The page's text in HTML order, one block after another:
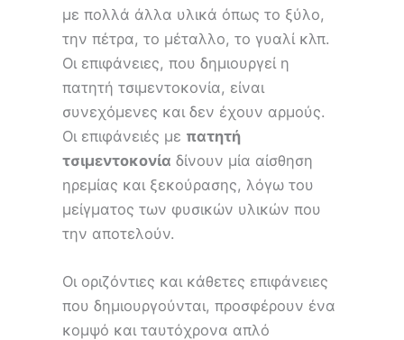
με πολλά άλλα υλικά όπως το ξύλο,
την πέτρα, το μέταλλο, το γυαλί κλπ.
Οι επιφάνειες, που δημιουργεί η
πατητή τσιμεντοκονία, είναι
συνεχόμενες και δεν έχουν αρμούς.
Οι επιφάνειές με πατητή
τσιμεντοκονία δίνουν μία αίσθηση
ηρεμίας και ξεκούρασης, λόγω του
μείγματος των φυσικών υλικών που
την αποτελούν.
Οι οριζόντιες και κάθετες επιφάνειες
που δημιουργούνται, προσφέρουν ένα
κομψό και ταυτόχρονα απλό